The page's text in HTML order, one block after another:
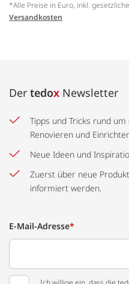
*Alle Preise in Euro, inkl.
Versandkosten
Der tedox Newsletter
Tipps und Tricks rund
Renovieren und
Neue Ideen und
Zuerst über neue
informiert werden.
E-Mail-Adresse*